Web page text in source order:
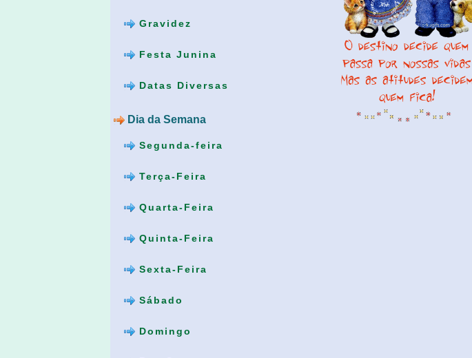
Gravidez
Festa Junina
Datas Diversas
Dia da Semana
Segunda-feira
Terça-Feira
Quarta-Feira
Quinta-Feira
Sexta-Feira
Sábado
Domingo